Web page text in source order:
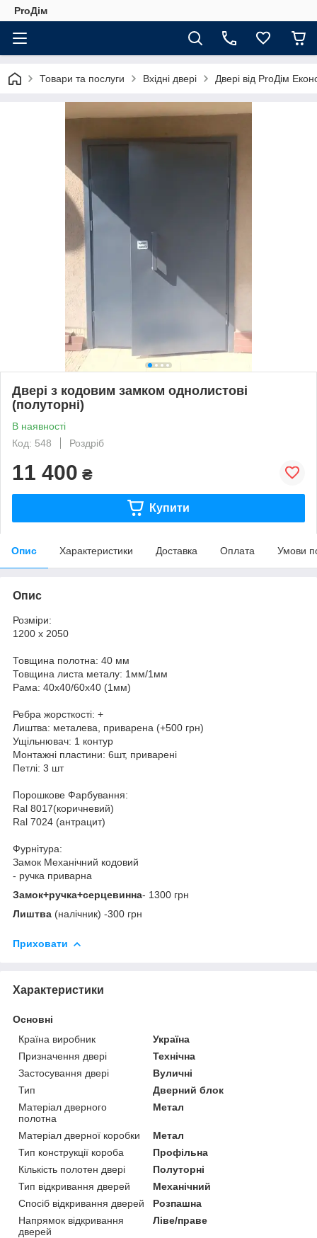
ProДім
Товари та послуги Вхідні двері Двері від ProДім
Двері з кодовим замком однолистові
(полуторні)
В наявності
Код: 548
Роздріб
11 400 ₴
Купити
Опис Характеристики Доставка Оплата Умови
Опис
Розміри:
1200 х 2050
Товщина полотна: 40 мм
Товщина листа металу: 1мм/1мм
Рама: 40х40/60х40 (1мм)
Ребра жорсткості: +
Лиштва: металева, приварена (+500 грн)
Ущільнювач: 1 контур
Монтажні пластини: 6шт, приварені
Петлі: 3 шт
Порошкове Фарбування:
Ral 8017(коричневий)
Ral 7024 (антрацит)
Фурнітура:
Замок Механічний кодовий
- ручка приварна
Замок+ручка+серцевинна- 1300 грн
Лиштва (налічник) -300 грн
Приховати
Характеристики
Основні
Країна виробник
Україна
Призначення двері
Технічна
Застосування двері
Вуличні
Тип
Дверний блок
Матеріал дверного
полотна
Метал
Матеріал дверної коробки
Метал
Тип конструкції короба
Профільна
Кількість полотен двері
Полуторні
Тип відкривання дверей
Механічний
Спосіб відкривання дверей
Розпашна
Напрямок відкривання
дверей
Ліве/праве